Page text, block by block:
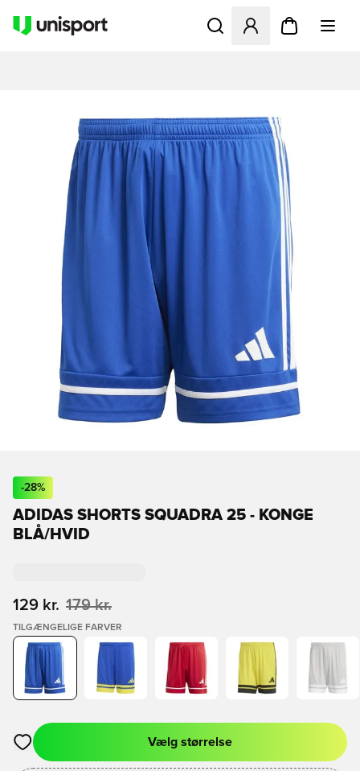
Åbner en Modal til at
-28%
ADIDAS SHORTS SQUADRA 25 - KONGE
BLÅ/HVID
129 kr. 179 kr.
TILGÆNGELIGE FARVER
Åbner en Modal til at logge ind eller tilmelde dig som medlem
Vælg størrelse